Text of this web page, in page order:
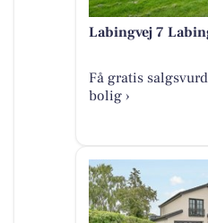
Labingvej 7
Få gratis
bolig ›